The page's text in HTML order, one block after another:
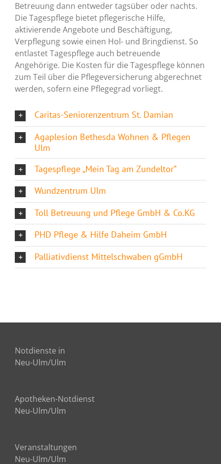
Betreuung dann entweder tagsüber oder nachts.
Die Tagespflege bietet pflegerische Hilfe,
aktivierende Angebote und Beschäftigung,
Verpflegung sowie einen Hol- und Bringdienst. So
entlastet Tagespflege auch betreuende
Angehörige. Die Kosten für die Tagespflege können
zum Teil über die Pflegeversicherung abgerechnet
werden, sofern eine Pflegegrad vorliegt.
Caritas-Seniorenzentrum St. Damian
Agaplesion Bethesda Wohnen & Pflegen
Ulm
Tagespflege „Mein Tag am Zundeltor”
Wundzentrum Ulm
Toll Betreuung und Pflege GmbH & Co.KG
PHD Pflege & Hilfe Daheim GmbH
Palliativdienst Mittelschwaben gGmbH
Notdienste in
Neu-Ulm/Ulm
Apotheken-Notdienst
Neu-Ulm/Ulm
Veranstaltungen
Neu-Ulm/Ulm